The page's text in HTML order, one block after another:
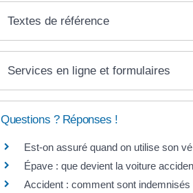
Textes de référence
Services en ligne et formulaires
Questions ? Réponses !
Est-on assuré quand on utilise son
Épave : que devient la voiture
Accident : comment sont